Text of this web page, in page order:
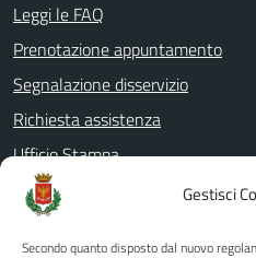
Gestisci
Secondo quanto disposto dal nuovo
Leggi le FAQ
Prenotazione appuntamento
Segnalazione disservizio
Richiesta assistenza
Ufficio Stampa
Amministrazione Trasparente
Albo pretorio